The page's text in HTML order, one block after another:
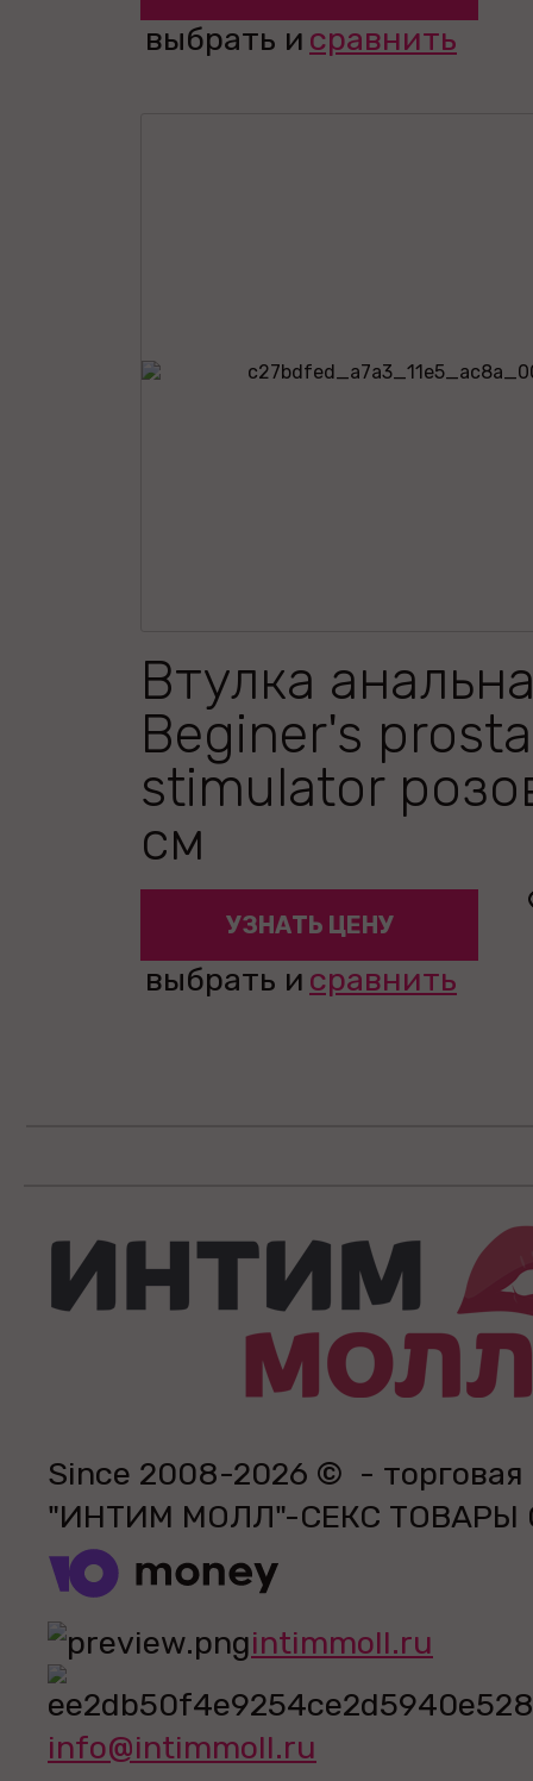
выбрать и сравнить
Втулка
Beginer's
stimulator
см
УЗНАТЬ ЦЕНУ
выбрать и сравнить
Since 2008-2026 © - торговая
"ИНТИМ МОЛЛ"-СЕКС
intimmoll.ru
info@intimmoll.ru